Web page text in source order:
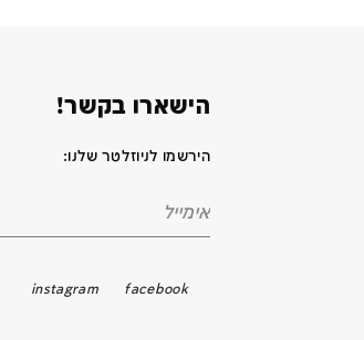
הישארו בקשר!
הירשמו לניוזלטר שלנו:
facebook
instagram